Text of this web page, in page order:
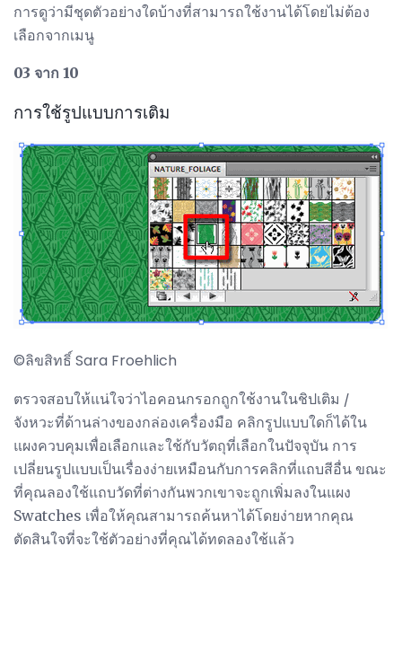
การดูว่ามีชุดตัวอย่างใดบ้างที่สามารถใช้งานได้โดยไม่ต้อง
เลือกจากเมนู
03 จาก 10
การใช้รูปแบบการเติม
©ลิขสิทธิ์ Sara Froehlich
ตรวจสอบให้แน่ใจว่าไอคอนกรอกถูกใช้งานในชิปเติม /
จังหวะที่ด้านล่างของกล่องเครื่องมือ คลิกรูปแบบใดก็ได้ใน
แผงควบคุมเพื่อเลือกและใช้กับวัตถุที่เลือกในปัจจุบัน การ
เปลี่ยนรูปแบบเป็นเรื่องง่ายเหมือนกับการคลิกที่แถบสีอื่น ขณะ
ที่คุณลองใช้แถบวัดที่ต่างกันพวกเขาจะถูกเพิ่มลงในแผง
Swatches เพื่อให้คุณสามารถค้นหาได้โดยง่ายหากคุณ
ตัดสินใจที่จะใช้ตัวอย่างที่คุณได้ทดลองใช้แล้ว